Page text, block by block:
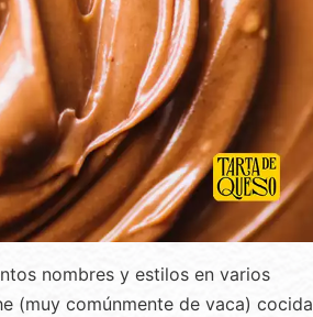
nombres y estilos en varios
(muy comúnmente de vaca) cocida